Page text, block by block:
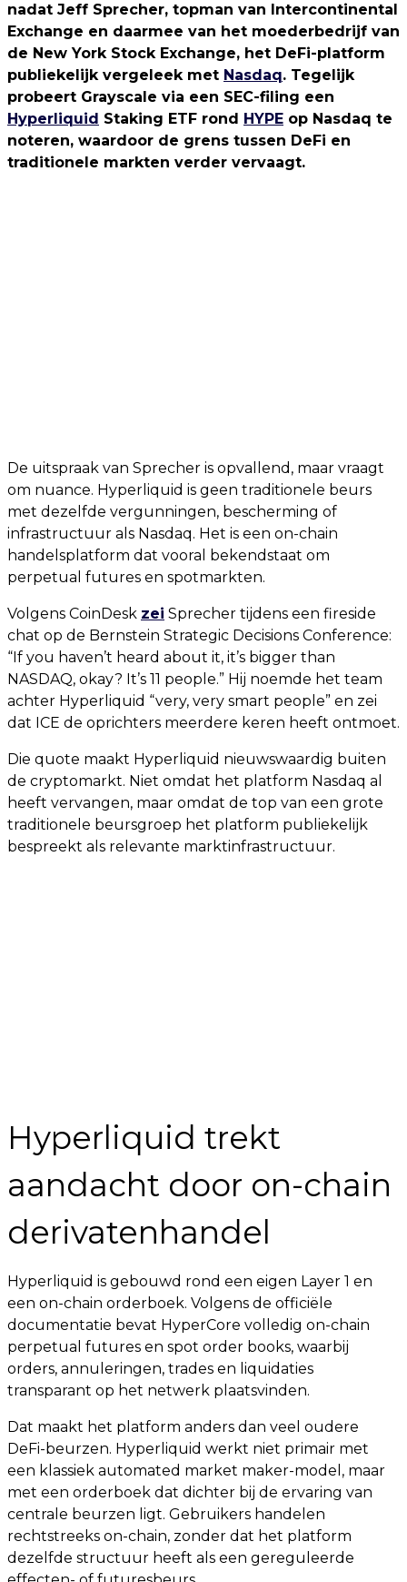
nadat Jeff Sprecher, topman van Intercontinental
Exchange en daarmee van het moederbedrijf van
de New York Stock Exchange, het DeFi-platform
publiekelijk vergeleek met Nasdaq. Tegelijk
probeert Grayscale via een SEC-filing een
Hyperliquid Staking ETF rond HYPE op Nasdaq te
noteren, waardoor de grens tussen DeFi en
traditionele markten verder vervaagt.
De uitspraak van Sprecher is opvallend, maar vraagt
om nuance. Hyperliquid is geen traditionele beurs
met dezelfde vergunningen, bescherming of
infrastructuur als Nasdaq. Het is een on-chain
handelsplatform dat vooral bekendstaat om
perpetual futures en spotmarkten.
Volgens CoinDesk zei Sprecher tijdens een fireside
chat op de Bernstein Strategic Decisions Conference:
“If you haven’t heard about it, it’s bigger than
NASDAQ, okay? It’s 11 people.” Hij noemde het team
achter Hyperliquid “very, very smart people” en zei
dat ICE de oprichters meerdere keren heeft ontmoet.
Die quote maakt Hyperliquid nieuwswaardig buiten
de cryptomarkt. Niet omdat het platform Nasdaq al
heeft vervangen, maar omdat de top van een grote
traditionele beursgroep het platform publiekelijk
bespreekt als relevante marktinfrastructuur.
Hyperliquid trekt
aandacht door on-chain
derivatenhandel
Hyperliquid is gebouwd rond een eigen Layer 1 en
een on-chain orderboek. Volgens de officiële
documentatie bevat HyperCore volledig on-chain
perpetual futures en spot order books, waarbij
orders, annuleringen, trades en liquidaties
transparant op het netwerk plaatsvinden.
Dat maakt het platform anders dan veel oudere
DeFi-beurzen. Hyperliquid werkt niet primair met
een klassiek automated market maker-model, maar
met een orderboek dat dichter bij de ervaring van
centrale beurzen ligt. Gebruikers handelen
rechtstreeks on-chain, zonder dat het platform
dezelfde structuur heeft als een gereguleerde